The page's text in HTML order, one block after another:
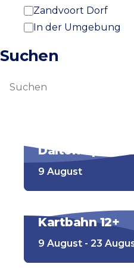
Zandvoort Dorf
In der Umgebung
Suchen
Dalton4 |
9 August
Kartbahn 12+
9 August - 23